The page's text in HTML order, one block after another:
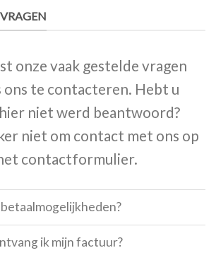
onze vaak gestelde vragen
te contacteren. Hebt u
niet werd beantwoord?
niet om contact met ons op
contactformulier.
ik mijn factuur?